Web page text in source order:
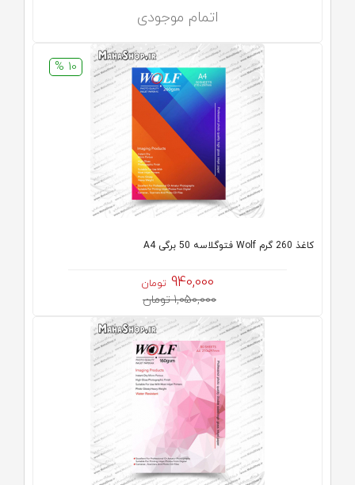
اتمام موجودی
10 %
کاغذ 260 گرم Wolf فتوگلاسه 50 برگی A4
940,000 تومان
1,050,000 تومان